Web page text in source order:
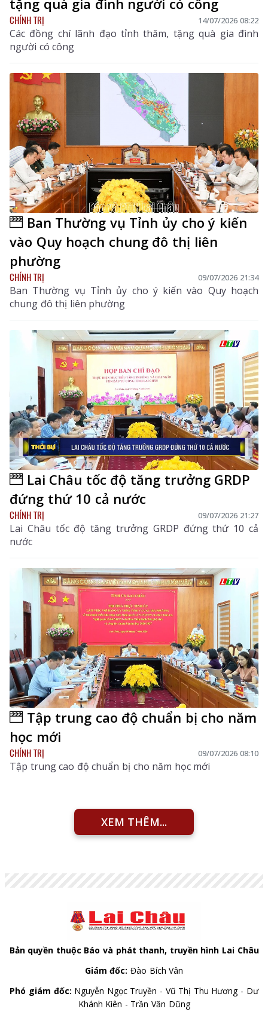
tặng quà gia đình người có công
CHÍNH TRỊ 14/07/2026 08:22
Các đồng chí lãnh đạo tỉnh thăm, tặng quà gia đình
người có công
Ban Thường vụ Tỉnh ủy cho ý kiến
vào Quy hoạch chung đô thị liên
phường
CHÍNH TRỊ 09/07/2026 21:34
Ban Thường vụ Tỉnh ủy cho ý kiến vào Quy hoạch
chung đô thị liên phường
Lai Châu tốc độ tăng trưởng GRDP
đứng thứ 10 cả nước
CHÍNH TRỊ 09/07/2026 21:27
Lai Châu tốc độ tăng trưởng GRDP đứng thứ 10 cả
nước
Tập trung cao độ chuẩn bị cho năm
học mới
CHÍNH TRỊ 09/07/2026 08:10
Tập trung cao độ chuẩn bị cho năm học mới
XEM THÊM...
Bản quyền thuộc Báo và phát thanh, truyền hình Lai Châu
Giám đốc: Đào Bích Vân
Phó giám đốc: Nguyễn Ngọc Truyền - Vũ Thị Thu Hương - Dư
Khánh Kiên - Trần Văn Dũng